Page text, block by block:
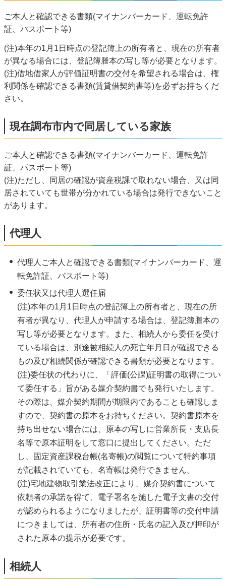
ご本人と確認できる書類(マイナンバーカード、運転免許
証、パスポート等)
(注)本年の1月1日時点の登記簿上の所有者と、現在の所有者
が異なる場合には、登記簿謄本の写し等が必要となります。
(注)借地借家人が評価証明書の交付を希望される場合は、権
利関係を確認できる書類(賃貸借契約書等)を必ずお持ちくだ
さい。
現在調布市内で同居している家族
ご本人と確認できる書類(マイナンバーカード、運転免許
証、パスポート等)
(注)ただし、同居の確認が資産税課で取れない場合、又は同
居されていても世帯が分かれている場合は発行できないこと
があります。
代理人
代理人ご本人と確認できる書類(マイナンバーカード、運
転免許証、パスポート等)
委任状又は代理人選任届
(注)本年の1月1日時点の登記簿上の所有者と、現在の所
有者が異なり、代理人が申請する場合は、登記簿謄本の
写し等が必要となります。また、相続人から委任を受け
ている場合は、別途被相続人の死亡年月日が確認できる
もの及び相続関係が確認できる書類が必要となります。
(注)委任状の代わりに、「評価(公課)証明書の取得につい
て委任する」旨がある媒介契約書でも発行いたします。
その際は、媒介契約期間が期限内であることも確認しま
すので、契約書の原本をお持ちください。契約書原本を
持ち出せない場合には、原本の写しに営業所長・支店長
名等で原本証明をして窓口に提出してください。ただ
し、固定資産課税台帳(名寄帳)の閲覧について特約事項
が記載されていても、名寄帳は発行できません。
(注)宅地建物取引業法改正により、媒介契約書について
依頼者の承諾を得て、電子署名を施した電子文書の交付
が認められるようになりましたが、証明書等の交付申請
につきましては、所有者の住所・氏名の記入及び押印が
された原本の提示が必要です。
相続人